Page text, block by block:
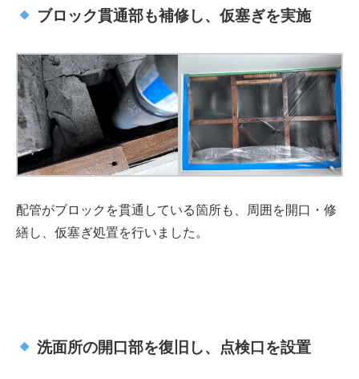
ブロック貫通部も補修し、仮塞ぎを実施
配管がブロックを貫通している箇所も、周囲を開口・修
繕し、仮塞ぎ処置を行いました。
洗面所の開口部を復旧し、点検口を設置